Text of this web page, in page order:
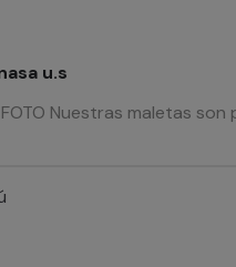
u.s
FOTO Nuestras maletas